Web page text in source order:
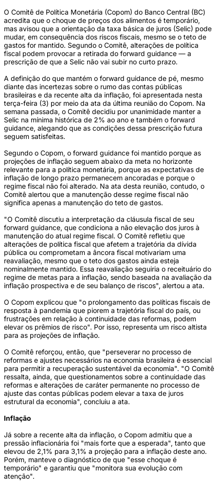
O Comitê de Política Monetária (Copom) do Banco Central (BC)
acredita que o choque de preços dos alimentos é temporário,
mas avisou que a orientação da taxa básica de juros (Selic) pode
mudar, em consequência dos riscos fiscais, mesmo se o teto de
gastos for mantido. Segundo o Comitê, alterações de política
fiscal podem provocar a retirada do forward guidance — a
prescrição de que a Selic não vai subir no curto prazo.
A definição do que mantém o forward guidance de pé, mesmo
diante das incertezas sobre o rumo das contas públicas
brasileiras e da recente alta da inflação, foi apresentada nesta
terça-feira (3) por meio da ata da última reunião do Copom. Na
semana passada, o Comitê decidiu por unanimidade manter a
Selic na mínima histórica de 2% ao ano e também o forward
guidance, alegando que as condições dessa prescrição futura
seguem satisfeitas.
Segundo o Copom, o forward guidance foi mantido porque as
projeções de inflação seguem abaixo da meta no horizonte
relevante para a política monetária, porque as expectativas de
inflação de longo prazo permanecem ancoradas e porque o
regime fiscal não foi alterado. Na ata desta reunião, contudo, o
Comitê alertou que a manutenção desse regime fiscal não
significa apenas a manutenção do teto de gastos.
"O Comitê discutiu a interpretação da cláusula fiscal de seu
forward guidance, que condiciona a não elevação dos juros à
manutenção do atual regime fiscal. O Comitê refletiu que
alterações de política fiscal que afetem a trajetória da dívida
pública ou comprometam a âncora fiscal motivariam uma
reavaliação, mesmo que o teto dos gastos ainda esteja
nominalmente mantido. Essa reavaliação seguiria o receituário do
regime de metas para a inflação, sendo baseada na avaliação da
inflação prospectiva e de seu balanço de riscos", alertou a ata.
O Copom explicou que "o prolongamento das políticas fiscais de
resposta à pandemia que piorem a trajetória fiscal do país, ou
frustrações em relação à continuidade das reformas, podem
elevar os prêmios de risco". Por isso, representa um risco altista
para as projeções de inflação.
O Comitê reforçou, então, que "perseverar no processo de
reformas e ajustes necessários na economia brasileira é essencial
para permitir a recuperação sustentável da economia". "O Comitê
ressalta, ainda, que questionamentos sobre a continuidade das
reformas e alterações de caráter permanente no processo de
ajuste das contas públicas podem elevar a taxa de juros
estrutural da economia", concluiu a ata.
Inflação
Já sobre a recente alta da inflação, o Copom admitiu que a
pressão inflacionária foi "mais forte que a esperada", tanto que
elevou de 2,1% para 3,1% a projeção para a inflação deste ano.
Porém, manteve o diagnóstico de que "esse choque é
temporário" e garantiu que "monitora sua evolução com
atenção".